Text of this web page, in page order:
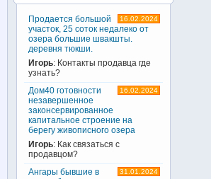
16.02.2024
Продается большой
участок, 25 соток недалеко от
озера большие швакшты.
деревня тюкши.
Игорь: Контакты продавца где
узнать?
16.02.2024
Дом40 готовности
незавершенное
законсервированное
капитальное строение на
берегу живописного озера
Игорь: Как связаться с
продавцом?
31.01.2024
Ангары бывшие в